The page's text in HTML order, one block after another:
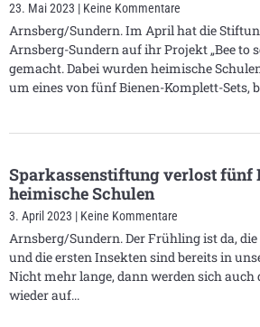
23. Mai 2023 Keine Kommentare
Arnsberg/Sundern. Im April hat die
Arnsberg-Sundern auf ihr Projekt „Bee to
gemacht. Dabei wurden heimische
um eines von fünf Bienen-Komplett-Sets,
Sparkassenstiftung verlost fünf
heimische Schulen
3. April 2023 Keine Kommentare
Arnsberg/Sundern. Der Frühling ist da,
und die ersten Insekten sind bereits in
Nicht mehr lange, dann werden sich auch
wieder auf